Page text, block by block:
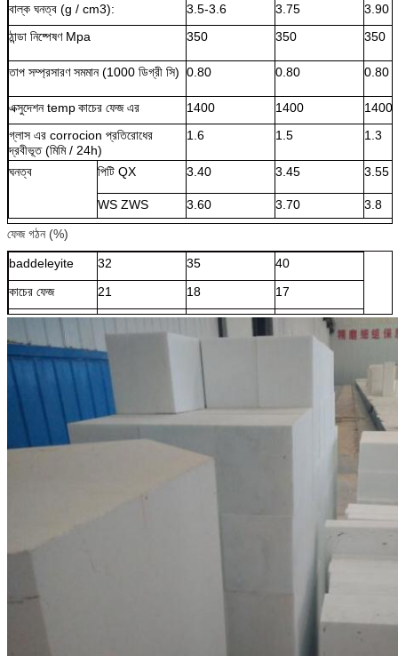
বাল্ক ঘনত্ব (g / cm3): 3.5-3.6 3.75
3.90
ঠান্ডা নিষ্পেষণ Mpa
350 350 350
তাপ সম্প্রসারণ সমমান (1000 ডিগ্রী সি) 0.80 0.80 0.80
এক্সুদেশন tempকাচের ফেজ এর 1400 1400
1400
গ্লাস এর corrocion প্রতিরোধের
দ্রবীভূত (মিমি / 24h)
1.6 1.5 1.3
ঘনত্ব পিটি QX 3.40 3.45 3.55
WS ZWS 3.60 3.70 3.8
ফেজ গঠন (%)
baddeleyite 32 35
40
কাচের ফেজ
21 18
17
α-corundum
47 47 43